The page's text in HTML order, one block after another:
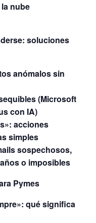
nube
soluciones
anómalos sin
(Microsoft
con IA)
acciones
simples
sospechosos,
o imposibles
Pymes
qué significa